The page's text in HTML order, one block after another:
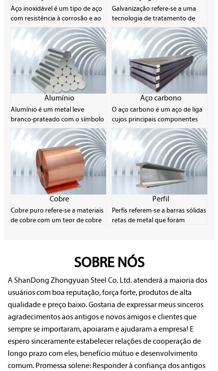
Aço inoxidável é um tipo de aço
com resistência à corrosão e ao
aço inoxidável como suas
principais características. Seu
teor de cromo é de pelo menos
10,5% e seu teor de carbono não
é mais do que 1,2%. A resistência
à corrosão do aço inoxidável se
deve às características de sua
composição química,
especialmente o elemento
cromo, que pode formar uma
superfície do aço para evitar
mais corrosão.
Galvanização refere-se a uma
tecnologia de tratamento de
superfície que reveste uma
camada de zinco na superfície de
metal, liga ou outros materiais
para estética e prevenção de
ferrugem. O principal método
usado é a galvanização por
imersão a quente. O zinco é
facilmente solúvel em ácido e
álcali, por isso é chamado de
metal anfotérico.
Alumínio
Alumínio é um metal leve
branco-prateado com o símbolo
do elemento Al e o número
atômico 13. Sua substância única
é um metal leve branco-
prateado com ductilidade. O
produto é geralmente feito em
hastes, folhas, folhas, pós, tiras e
Aço carbono
O aço carbono é um aço de liga
cujos principais componentes
são carbono e ferro, e o teor de
carbono é geralmente entre
0,008% e 2,11%. O aço carbono
pode atingir diferentes níveis de
resistência controlando seu teor
de carbono. O aço carbono é
muito comum no campo de
fabricação industrial devido ao
seu baixo custo de material e
boa plasticidade.
Cobre
Cobre puro refere-se a materiais
de cobre com um teor de cobre
usinabilidade, e é um importante
material eletrônico. O cobre
puro tem baixa resistência e é
facilmente amolecido, oxidado e
deteriorado, mas tem bom
desempenho em resistência à
corrosão.
Perfil
Perfis referem-se a barras sólidas
retas de metal que foram
tamanho de seção transversal.
Perfis têm uma ampla variedade
de especificações e usos, e
desempenham um papel muito
importante na produção de
laminação.
SOBRE NÓS
A ShanDong Zhongyuan Steel Co. Ltd. atenderá a maioria dos
usuários com boa reputação, força forte, produtos de alta
qualidade e preço baixo. Gostaria de expressar meus sinceros
agradecimentos aos antigos e novos amigos e clientes que
sempre se importaram, apoiaram e ajudaram a empresa! E
espero sinceramente estabelecer relações de cooperação de
longo prazo com eles, benefício mútuo e desenvolvimento
comum. Promessa solene: Responder à confiança dos antigos